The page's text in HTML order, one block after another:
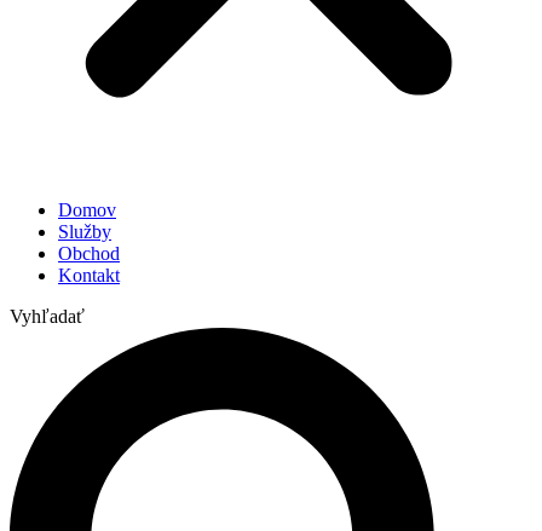
Domov
Služby
Obchod
Kontakt
Vyhľadať